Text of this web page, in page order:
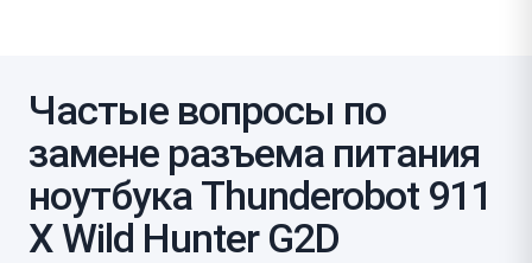
Частые вопросы по
замене разъема питания
ноутбука Thunderobot 911
X Wild Hunter G2D